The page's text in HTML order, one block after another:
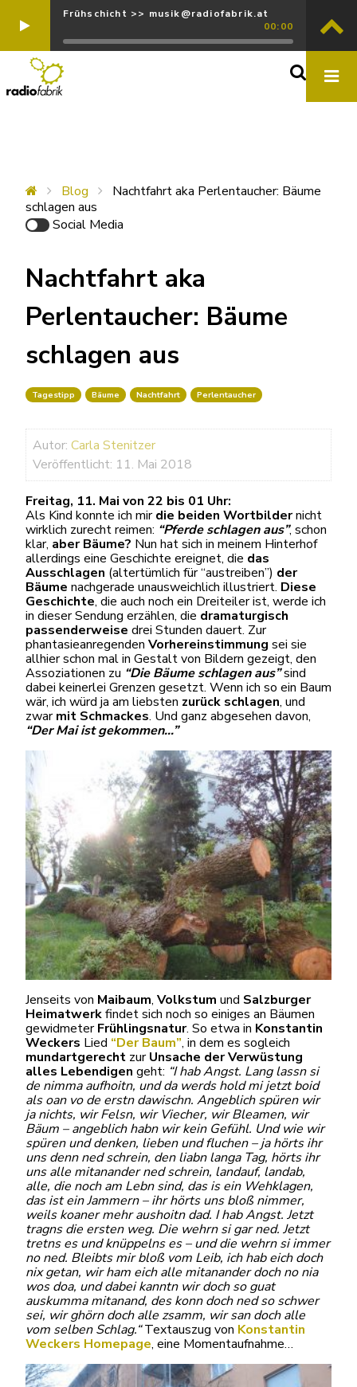
Frühschicht >> musik@radiofabrik.at
00:00
Blog
Nachtfahrt aka Perlentaucher: Bäume
schlagen aus
Social Media
Nachtfahrt aka
Perlentaucher: Bäume
schlagen aus
Tagestipp Bäume Nachtfahrt Perlentaucher
Autor: Carla Stenitzer
Veröffentlicht: 11. Mai 2018
Freitag, 11. Mai von 22 bis 01 Uhr:
Als Kind konnte ich mirdie beiden Wortbildernicht
wirklich zurecht reimen: “Pferde schlagen aus”, schon
klar, aber Bäume? Nun hat sich in meinem Hinterhof
allerdings eine Geschichte ereignet, die das
Ausschlagen (altertümlich für “austreiben”) der
Bäume nachgerade unausweichlich illustriert. Diese
Geschichte, die auch noch ein Dreiteiler ist, werde ich
in dieser Sendung erzählen, die dramaturgisch
passenderweise drei Stunden dauert. Zur
phantasieanregenden Vorhereinstimmung sei sie
allhier schon mal in Gestalt von Bildern gezeigt, den
Assoziationen zu “Die Bäume schlagen aus”sind
dabei keinerlei Grenzen gesetzt. Wenn ich so ein Baum
wär, ich würd ja am liebsten zurück schlagen, und
zwarmit Schmackes. Und ganz abgesehen davon,
“Der Mai ist gekommen…”
Jenseits von Maibaum, Volkstum und Salzburger
Heimatwerkfindet sich noch so einiges an Bäumen
gewidmeterFrühlingsnatur. So etwa in Konstantin
Weckers Lied “Der Baum”, in dem es sogleich
mundartgerecht zurUnsache der Verwüstung
alles Lebendigen geht: “I hab Angst. Lang lassn si
de nimma aufhoitn, und da werds hold mi jetzt boid
als oan vo de erstn dawischn. Angeblich spüren wir
ja nichts, wir Felsn, wir Viecher, wir Bleamen, wir
Bäum – angeblich habn wir kein Gefühl. Und wie wir
spüren und denken, lieben und fluchen – ja hörts ihr
uns denn ned schrein, den liabn langa Tag, hörts ihr
uns alle mitanander ned schrein, landauf, landab,
alle, die noch am Lebn sind, das is ein Wehklagen,
das ist ein Jammern – ihr hörts uns bloß nimmer,
weils koaner mehr aushoitn dad. I hab Angst. Jetzt
tragns die ersten weg. Die wehrn si gar ned. Jetzt
tretns es und knüppelns es – und die wehrn si immer
no ned. Bleibts mir bloß vom Leib, ich hab eich doch
nix getan, wir ham eich alle mitanander doch no nia
wos doa, und dabei kanntn wir doch so guat
auskumma mitanand, des konn doch ned so schwer
sei, wir ghörn doch alle zsamm, wir san doch alle
vom selben Schlag.“Textauszug von Konstantin
Weckers Homepage, eine Momentaufnahme…